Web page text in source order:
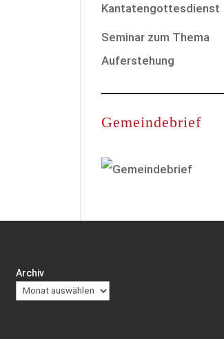
Kantatengottesdienst
Seminar zum Thema
Auferstehung
Gemeindebrief
Archiv